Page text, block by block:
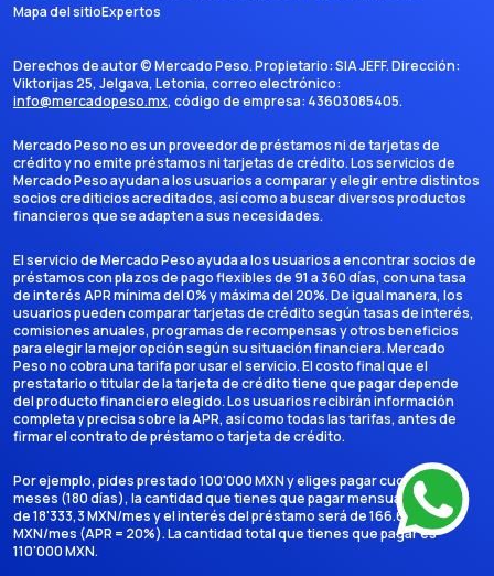
Mapa del sitioExpertos
Derechos de autor ©Mercado Peso. Propietario:SIA JEFF. Dirección:
Viktorijas 25, Jelgava, Letonia, correo electrónico:
info@mercadopeso.mx, código de empresa: 43603085405.
Mercado Peso no es un proveedor de préstamos ni de tarjetas de
crédito y no emite préstamos ni tarjetas de crédito. Los servicios de
Mercado Peso ayudan a los usuarios a comparar y elegir entre distintos
socios crediticios acreditados, así como a buscar diversos productos
financieros que se adapten a sus necesidades.
El servicio de Mercado Peso ayuda a los usuarios a encontrar socios de
préstamos con plazos de pago flexibles de 91 a 360 días, con una tasa
de interés APR mínima del 0% y máxima del 20%. De igual manera, los
usuarios pueden comparar tarjetas de crédito según tasas de interés,
comisiones anuales, programas de recompensas y otros beneficios
para elegir la mejor opción según su situación financiera. Mercado
Peso no cobra una tarifa por usar el servicio. El costo final que el
prestatario o titular de la tarjeta de crédito tiene que pagar depende
del producto financiero elegido. Los usuarios recibirán información
completa y precisa sobre la APR, así como todas las tarifas, antes de
firmar el contrato de préstamo o tarjeta de crédito.
Por ejemplo, pides prestado 100'000 MXN y eliges pagar cuotas en 6
meses (180 días), la cantidad que tienes que pagar mensualmente es
de 18'333,3 MXN/mes y el interés del préstamo será de 166.666,7
MXN/mes (APR = 20%). La cantidad total que tienes que pagar es
110'000 MXN.